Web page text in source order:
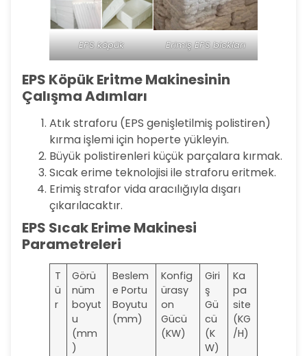
EPS köpük Erimiş EPS blokları
EPS Köpük Eritme Makinesinin
Çalışma Adımları
Atık straforu (EPS genişletilmiş polistiren)
kırma işlemi için hoperte yükleyin.
Büyük polistirenleri küçük parçalara kırmak.
Sıcak erime teknolojisi ile straforu eritmek.
Erimiş strafor vida aracılığıyla dışarı
çıkarılacaktır.
EPS Sıcak Erime Makinesi
Parametreleri
T
ü
r
Görü
nüm
boyut
u
(mm
)
Beslem
e Portu
Boyutu
(mm)
Konfig
ürasy
on
Gücü
(KW)
Giri
ş
Gü
cü
(K
W)
Ka
pa
site
(KG
/H)